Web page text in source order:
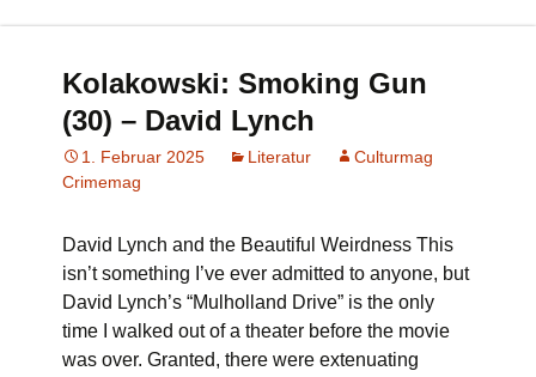
Kolakowski: Smoking Gun
(30) – David Lynch
1. Februar 2025 Literatur
Culturmag
Crimemag
David Lynch and the Beautiful Weirdness This
isn’t something I’ve ever admitted to anyone, but
David Lynch’s “Mulholland Drive” is the only
time I walked out of a theater before the movie
was over. Granted, there were extenuating